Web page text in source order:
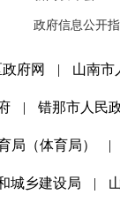
政府信息公开
府网 | 山南市
| 错那市人民
局（体育局） |
城乡建设局 |